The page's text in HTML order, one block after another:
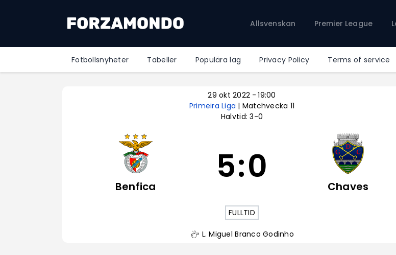
Allsvenskan Premier League
Fotbollsnyheter Tabeller Populära lag Privacy Policy Terms of service
Premier League
La Liga
Bundesliga
Ligue 1
29 okt 2022 - 19:00
Primeira Liga | Matchvecka 11
Halvtid: 3-0
Benfica 5:0 Chaves
FULLTID
L. Miguel Branco Godinho